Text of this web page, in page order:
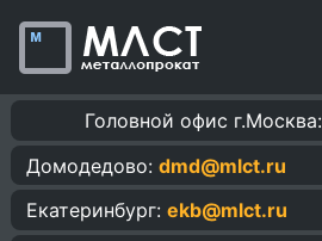
Головной офис г.Москва:
Домодедово: dmd@mlct.ru
Екатеринбург: ekb@mlct.ru